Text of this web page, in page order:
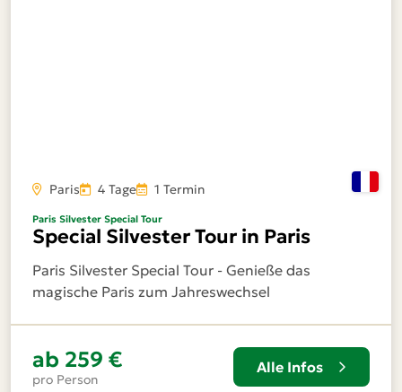
Paris 4 Tage 1 Termin
Paris Silvester Special Tour
Special Silvester Tour in Paris
Paris Silvester Special Tour - Genieße das
magische Paris zum Jahreswechsel
ab 259 €
pro Person
Alle Infos